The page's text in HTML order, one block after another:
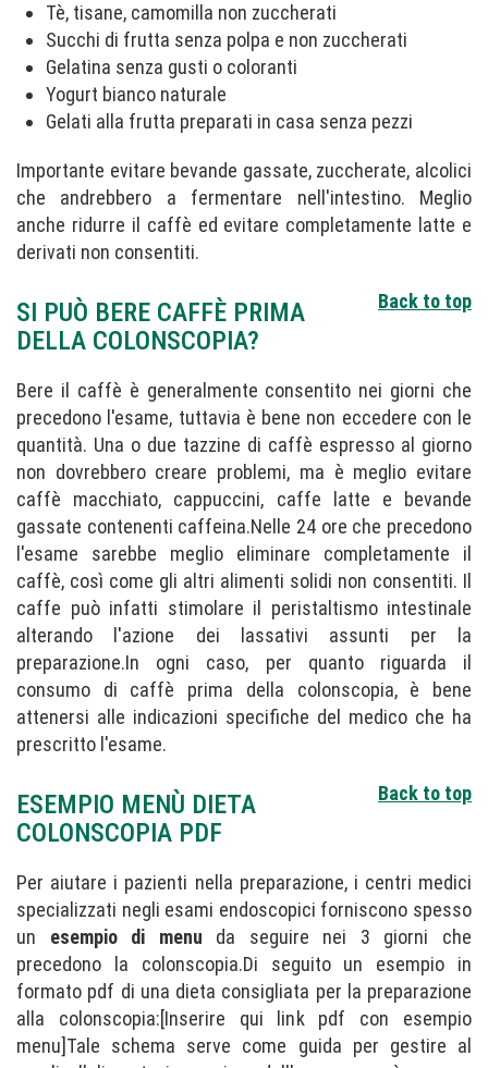
Tè, tisane, camomilla non zuccherati
Succhi di frutta senza polpa e non zuccherati
Gelatina senza gusti o coloranti
Yogurt bianco naturale
Gelati alla frutta preparati in casa senza pezzi
Importante evitare bevande gassate, zuccherate, alcolici
che andrebbero a fermentare nell'intestino. Meglio
anche ridurre il caffè ed evitare completamente latte e
derivati non consentiti.
Back to top
SI PUÒ BERE CAFFÈ PRIMA
DELLA COLONSCOPIA?
Bere il caffè è generalmente consentito nei giorni che
precedono l'esame, tuttavia è bene non eccedere con le
quantità. Una o due tazzine di caffè espresso al giorno
non dovrebbero creare problemi, ma è meglio evitare
caffè macchiato, cappuccini, caffe latte e bevande
gassate contenenti caffeina.Nelle 24 ore che precedono
l'esame sarebbe meglio eliminare completamente il
caffè, così come gli altri alimenti solidi non consentiti. Il
caffe può infatti stimolare il peristaltismo intestinale
alterando l'azione dei lassativi assunti per la
preparazione.In ogni caso, per quanto riguarda il
consumo di caffè prima della colonscopia, è bene
attenersi alle indicazioni specifiche del medico che ha
prescritto l'esame.
Back to top
ESEMPIO MENÙ DIETA
COLONSCOPIA PDF
Per aiutare i pazienti nella preparazione, i centri medici
specializzati negli esami endoscopici forniscono spesso
un esempio di menu da seguire nei 3 giorni che
precedono la colonscopia.Di seguito un esempio in
formato pdf di una dieta consigliata per la preparazione
alla colonscopia:[Inserire qui link pdf con esempio
menu]Tale schema serve come guida per gestire al